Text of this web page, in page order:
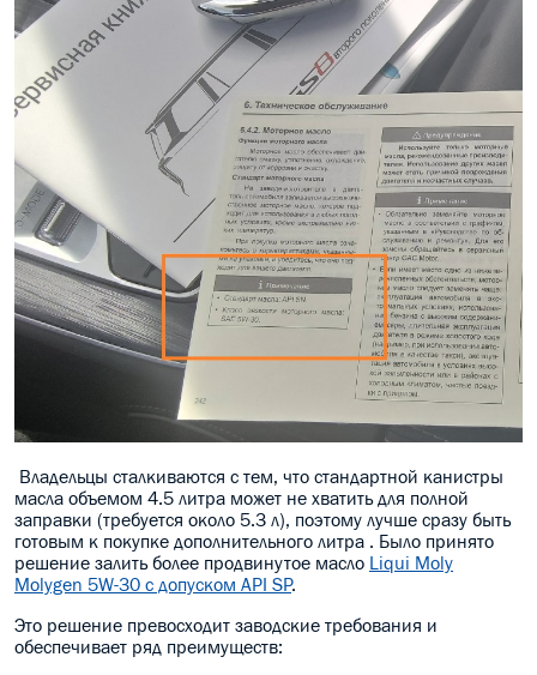
Владельцы сталкиваются с тем, что стандартной канистры
масла объемом 4.5 литра может не хватить для полной
заправки (требуется около 5.3 л), поэтому лучше сразу быть
готовым к покупке дополнительного литра . Было принято
решение залить более продвинутое масло Liqui Moly
Molygen 5W-30 с допуском API SP.
Это решение превосходит заводские требования и
обеспечивает ряд преимуществ: